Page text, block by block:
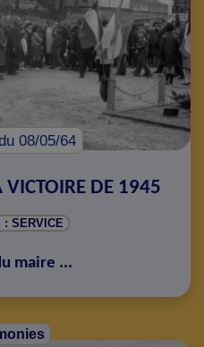
08/05/64
VICTOIRE DE 1945
: SERVICE
maire ...